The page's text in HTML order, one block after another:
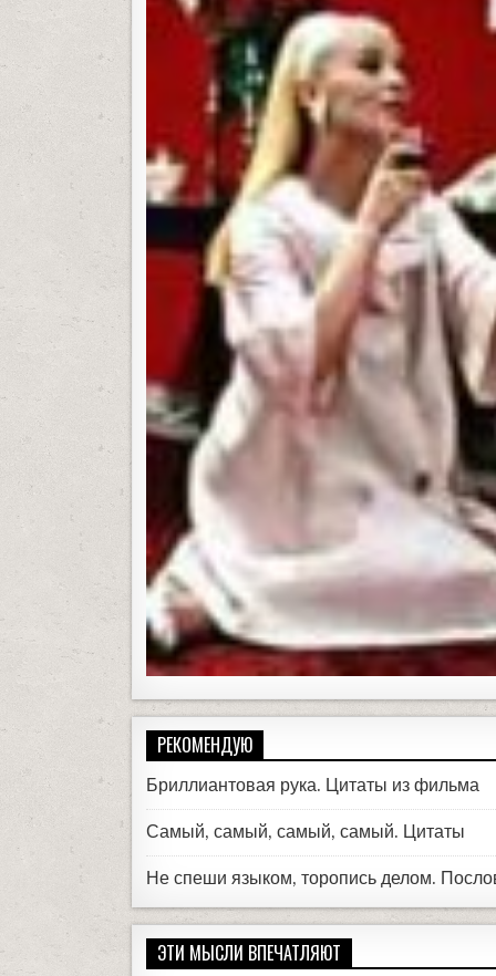
РЕКОМЕНДУЮ
Бриллиантовая рука. Цитаты из фильма
Самый, самый, самый, самый. Цитаты
Не спеши языком, торопись делом.
ЭТИ МЫСЛИ ВПЕЧАТЛЯЮТ